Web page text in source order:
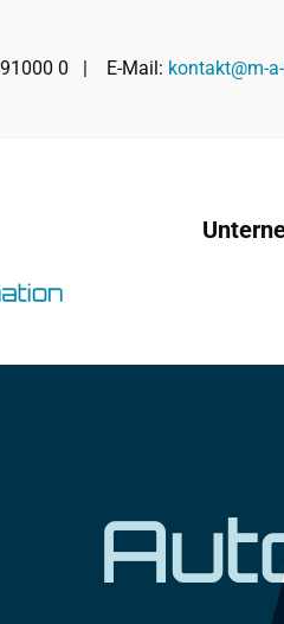
91000 0 | E-Mail: kontakt@m-